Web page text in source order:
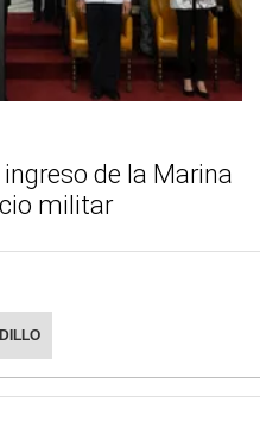
de la Marina
militar